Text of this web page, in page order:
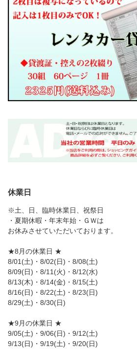
込み】
絨毯】系【送料込み】
休業日
※土、日、臨時休業日、祝祭日
・夏期休暇・年末年始・ＧＷは
お休みさせていただいております。
★8月の休業日 ★
8/01(土)・8/02(日)・8/08(土)
8/09(日)・8/11(火)・8/12(水)
8/13(木)・8/14(金)・8/15(土)
8/16(日)・8/22(土)・8/23(日)
8/29(土)・8/30(日)
★9月の休業日 ★
9/05(土)・9/06(日)・9/12(土)
9/13(日)・9/19(土)・9/20(日)